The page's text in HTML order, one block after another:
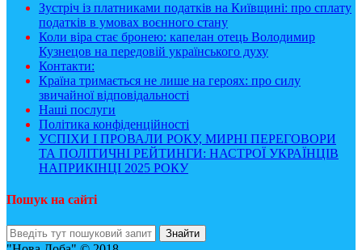
Зустріч із платниками податків на Київщині: про сплату
податків в умовах воєнного стану
Коли віра стає бронею: капелан отець Володимир
Кузнецов на передовій українського духу
Контакти:
Країна тримається не лише на героях: про силу
звичайної відповідальності
Наші послуги
Політика конфіденційності
УСПІХИ І ПРОВАЛИ РОКУ, МИРНІ ПЕРЕГОВОРИ
ТА ПОЛІТИЧНІ РЕЙТИНГИ: НАСТРОЇ УКРАЇНЦІВ
НАПРИКІНЦІ 2025 РОКУ
Пошук на сайті